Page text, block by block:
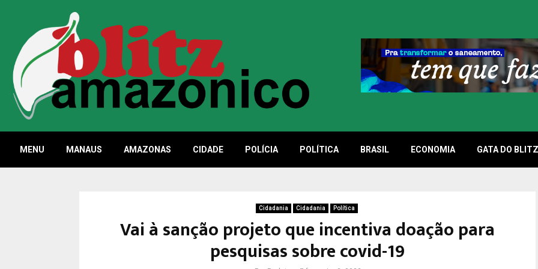
MENU MANAUS AMAZONAS CIDADE POLÍCIA POLÍTICA BRASIL ECONOMIA GATA DO BLITZ
Cidadania Cidadania Política
Vai à sanção projeto que incentiva doação para
pesquisas sobre covid-19